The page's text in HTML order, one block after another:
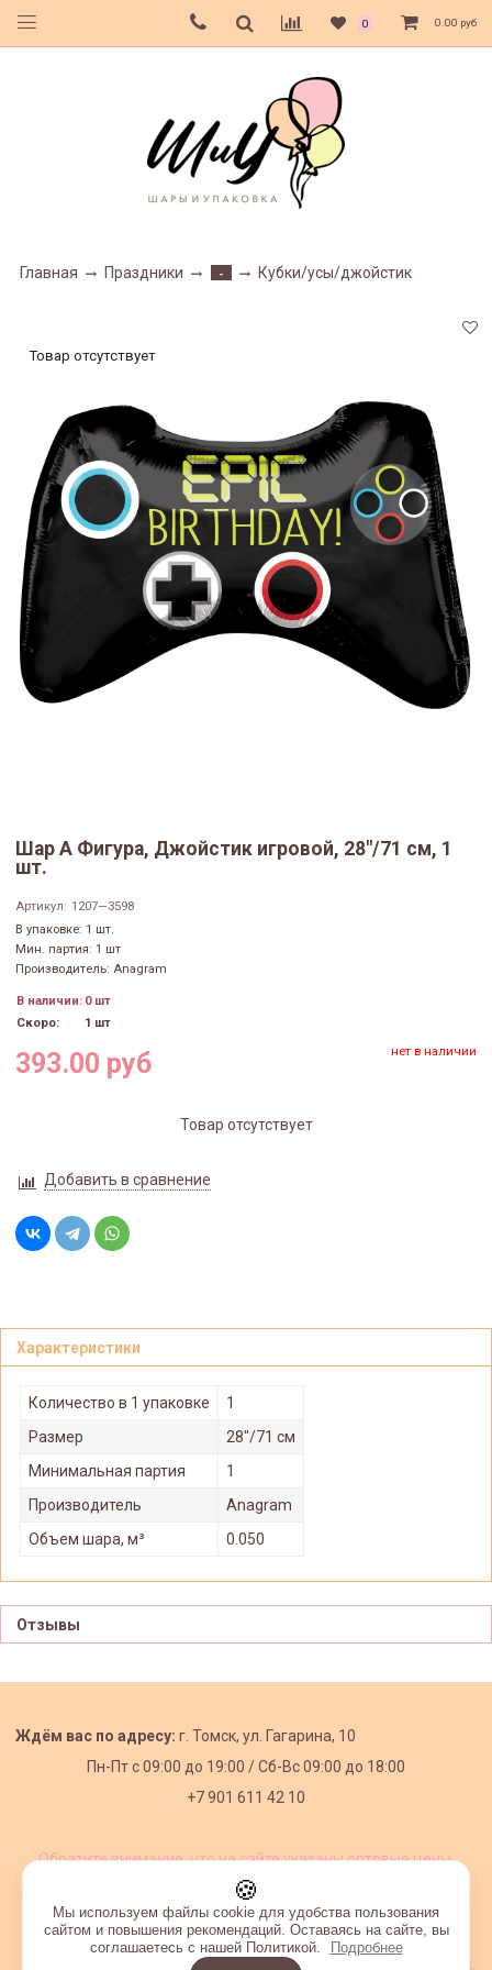
0 0.00 руб
Главная Праздники - Кубки/усы/джойстик
Товар отсутствует
Шар А Фигура, Джойстик игровой, 28"/71 см, 1
шт.
Артикул: 1207—3598
В упаковке: 1 шт.
Мин. партия: 1 шт
Производитель: Anagram
В наличии: 0 шт
Скоро:
1 шт
393.00 руб нет в наличии
Товар отсутствует
Добавить в сравнение
Характеристики
Количество в 1 упаковке
1
Размер
28"/71 см
Минимальная партия
1
Производитель
Anagram
Объем шара, м³
0.050
Отзывы
Ждём вас по адресу: г. Томск, ул. Гагарина, 10
Пн-Пт с09:00 до 19:00 /Сб-Вс 09:00 до 18:00
+7 901 611 42 10
Обратите внимание, что на сайте указаны оптовые цены,
🍪
Мы используем файлы cookie для удобства пользования
сайтом и повышения рекомендаций. Оставаясь на сайте, вы
соглашаетесь с нашей Политикой.
Подробнее